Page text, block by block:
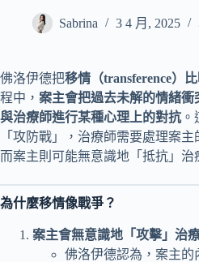
Sabrina 3 4 月, 2025
佛洛伊德把移情（transference）
程中， 案主會把過去未解的情緒
與治療師進行某種心理上的對抗
「攻防戰」，治療師需要處理案
而案主則可能無意識地「抵抗」治
為什麼移情像戰爭？
案主會無意識地「攻擊」治
佛洛伊德認為，案主的